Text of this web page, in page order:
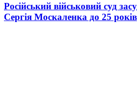
Російський військовий суд
Сергія Москаленка до 25 років